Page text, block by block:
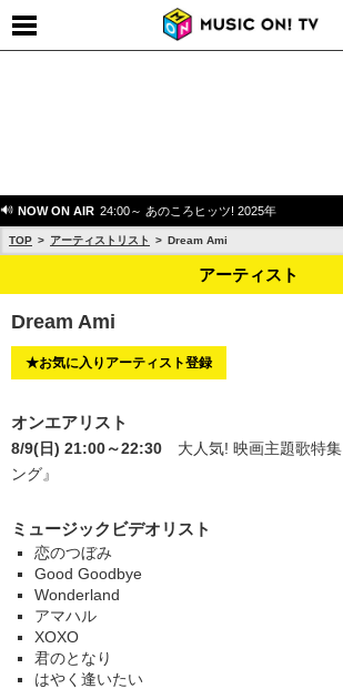
NOW ON AIR 24:00～ あのころヒッツ! 2025年
TOP アーティストリスト Dream Ami
アーティスト
Dream Ami
★お気に入りアーティスト登録
オンエアリスト
8/9(日) 21:00～22:30 大人気! 映画主題歌特集
ング』
ミュージックビデオリスト
恋のつぼみ
Good Goodbye
Wonderland
アマハル
XOXO
君のとなり
はやく逢いたい